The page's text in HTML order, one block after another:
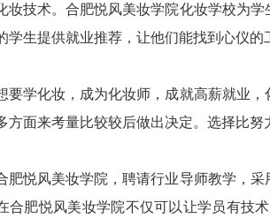
妆技术。合肥悦风美妆学院化妆学校为
学生提供就业推荐，让他们能找到心仪的
学化妆，成为化妆师，成就高薪就业，
方面来考量比较较后做出决定。选择比努
悦风美妆学院，聘请行业导师教学，采
合肥悦风美妆学院不仅可以让学员有技